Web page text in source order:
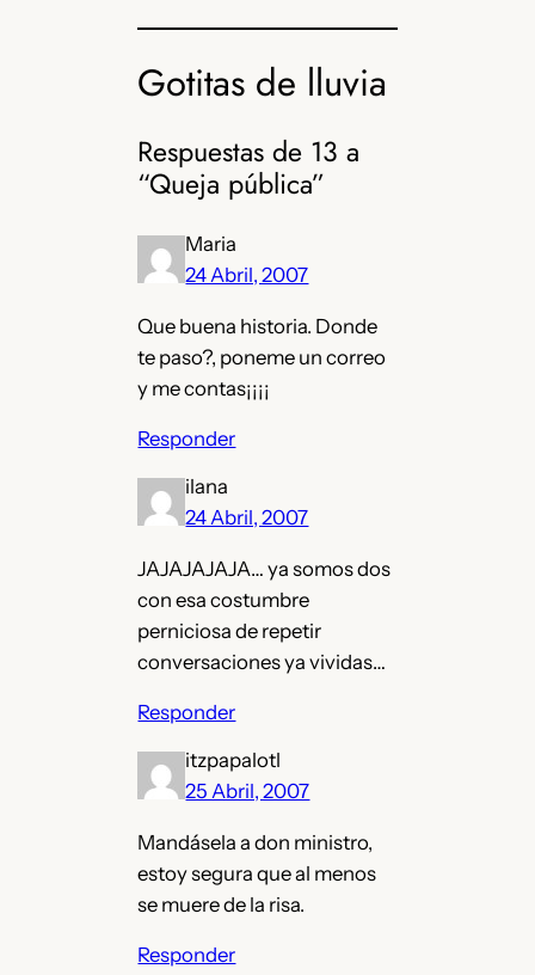
Gotitas de lluvia
Respuestas de 13 a
“Queja pública”
Maria
24 Abril, 2007
Que buena historia. Donde
te paso?, poneme un correo
y me contas¡¡¡¡
Responder
ilana
24 Abril, 2007
JAJAJAJAJA… ya somos dos
con esa costumbre
perniciosa de repetir
conversaciones ya vividas…
Responder
itzpapalotl
25 Abril, 2007
Mandásela a don ministro,
estoy segura que al menos
se muere de la risa.
Responder